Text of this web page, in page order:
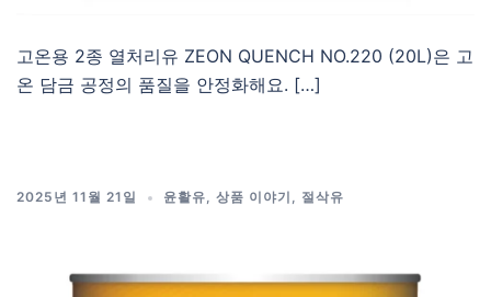
고온용 2종 열처리유 ZEON QUENCH NO.220 (20L)은 고
온 담금 공정의 품질을 안정화해요. […]
2025년 11월 21일 윤활유, 상품 이야기 , 절삭유